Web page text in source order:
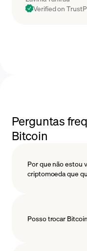
Verified on
Perguntas
Bitcoin
Por que não estou
criptomoeda que
Posso trocar